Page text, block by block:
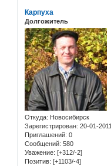
Карпуха
Долгожитель
Откуда: Новосибирск
Зарегистрирован: 20-01-2011
Приглашений: 0
Сообщений: 580
Уважение: [+312/-2]
Позитив: [+1103/-4]